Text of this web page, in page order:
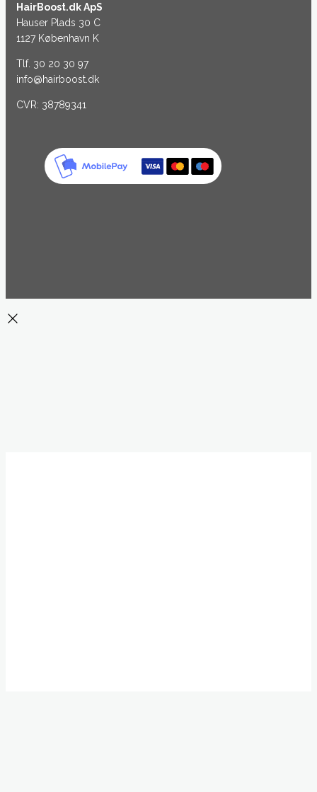
HairBoost.dk ApS
Hauser Plads 30 C
1127 København K
Tlf. 30 20 30 97
info@hairboost.dk
CVR: 38789341